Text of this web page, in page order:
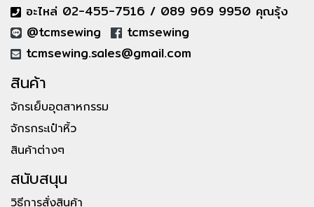
อะไหล่ 02-455-7516 / 089 969 9950 คุณรุ้ง
@tcmsewing
tcmsewing
tcmsewing.sales@gmail.com
สินค้า
จักรเย็บอุตสาหกรรม
จักรกระเป๋าหิ้ว
สินค้าต่างๆ
สนับสนุน
วิธีการสั่งสินค้า